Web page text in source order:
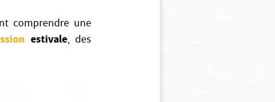
comprendre une
estivale, des